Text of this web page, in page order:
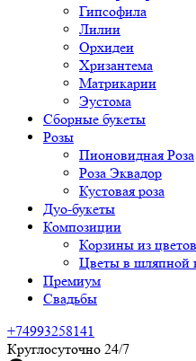
Гипсофила
Лилии
Орхидеи
Хризантема
Матрикарии
Эустома
Сборные букеты
Розы
Пионовидная Роза
Роза Эквадор
Кустовая роза
Дуо-букеты
Композиции
Корзины из цветов
Цветы в шляпной
Премиум
Свадьбы
+74993258141
Круглосуточно 24/7